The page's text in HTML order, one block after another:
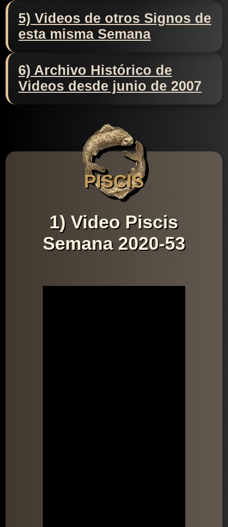
5) Videos de otros Signos de
esta misma Semana
6) Archivo Histórico de
Videos desde junio de 2007
PISCIS
1) Video Piscis
Semana 2020-53